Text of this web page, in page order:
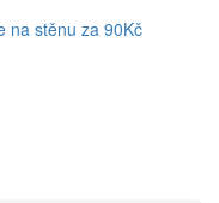
na stěnu za 90Kč